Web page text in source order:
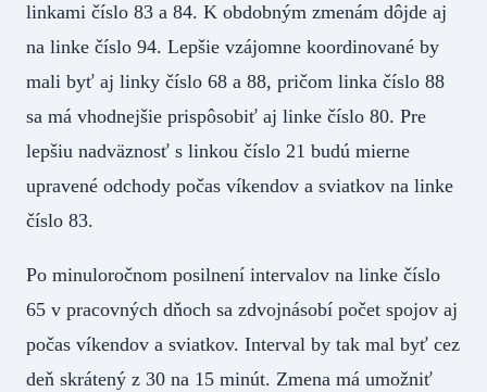
linkami číslo 83 a 84. K obdobným zmenám dôjde aj
na linke číslo 94. Lepšie vzájomne koordinované by
mali byť aj linky číslo 68 a 88, pričom linka číslo 88
sa má vhodnejšie prispôsobiť aj linke číslo 80. Pre
lepšiu nadväznosť s linkou číslo 21 budú mierne
upravené odchody počas víkendov a sviatkov na linke
číslo 83.
Po minuloročnom posilnení intervalov na linke číslo
65 v pracovných dňoch sa zdvojnásobí počet spojov aj
počas víkendov a sviatkov. Interval by tak mal byť cez
deň skrátený z 30 na 15 minút. Zmena má umožniť